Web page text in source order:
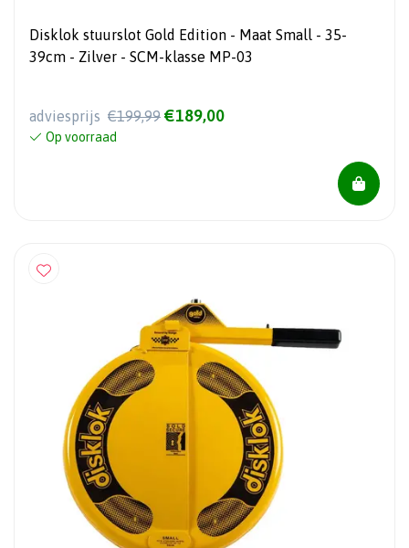
Disklok stuurslot Gold Edition - Maat Small - 35-
39cm - Zilver - SCM-klasse MP-03
adviesprijs €199,99 €189,00
Op voorraad